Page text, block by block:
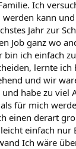
Ich
kann
Jahr zur
Job ganz wo
ich einfach
lernte
und wir
habe zu viel
für mich
einen derart
einfach
Ich wäre